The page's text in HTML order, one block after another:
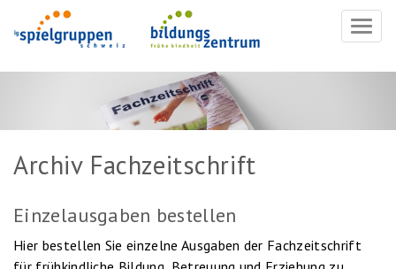
Archiv Fachzeitschrift
Einzelausgaben bestellen
Hier bestellen Sie einzelne Ausgaben der Fachzeitschrift